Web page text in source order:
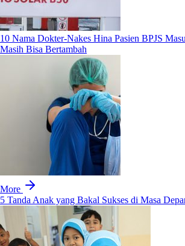
10 Nama Dokter-Nakes Hina Pasien BPJS
Masih Bisa Bertambah
More
5 Tanda Anak yang Bakal Sukses di Masa